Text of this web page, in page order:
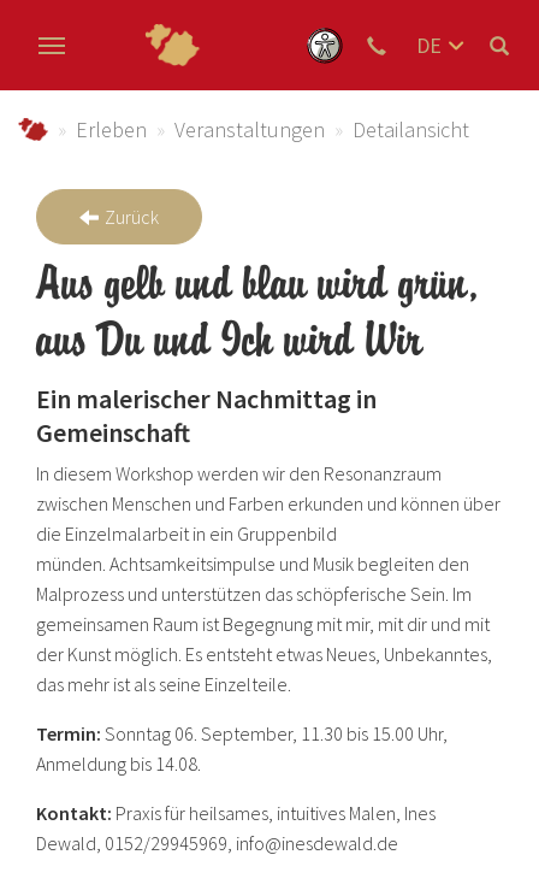
DE
schmallenberger-sauerland.de
Erleben Veranstaltungen Detailansicht
Zurück
Aus gelb und blau wird grün,
aus Du und Ich wird Wir
Ein malerischer Nachmittag in
Gemeinschaft
In diesem Workshop werden wir den Resonanzraum
zwischen Menschen und Farben erkunden und können über
die Einzelmalarbeit in ein Gruppenbild
münden. Achtsamkeitsimpulse und Musik begleiten den
Malprozess und unterstützen das schöpferische Sein. Im
gemeinsamen Raum ist Begegnung mit mir, mit dir und mit
der Kunst möglich. Es entsteht etwas Neues, Unbekanntes,
das mehr ist als seine Einzelteile.
Termin: Sonntag 06. September, 11.30 bis 15.00 Uhr,
Anmeldung bis 14.08.
Kontakt: Praxis für heilsames, intuitives Malen, Ines
Dewald, 0152/29945969, info@inesdewald.de